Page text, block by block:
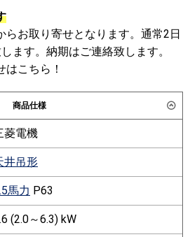
らお取り寄せとなります。通常2日
ます。納期はご連絡致します。
こちら！
商品仕様
菱電機
井吊形
馬力 P63
(2.0～6.3) kW